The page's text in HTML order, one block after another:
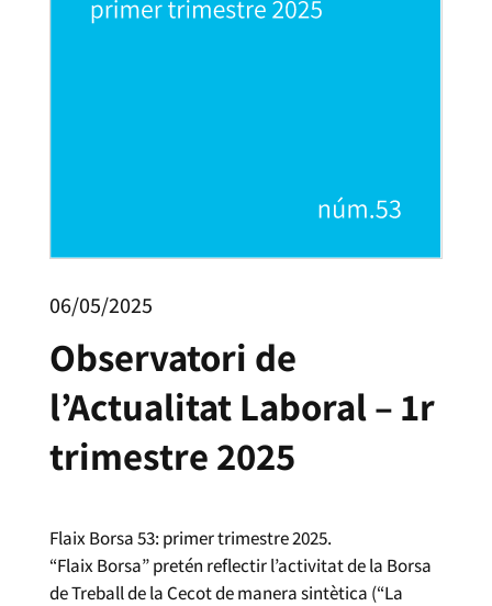
06/05/2025
Observatori de
l’Actualitat Laboral – 1r
trimestre 2025
Flaix Borsa 53: primer trimestre 2025.
“Flaix Borsa” pretén reflectir l’activitat de la Borsa
de Treball de la Cecot de manera sintètica (“La